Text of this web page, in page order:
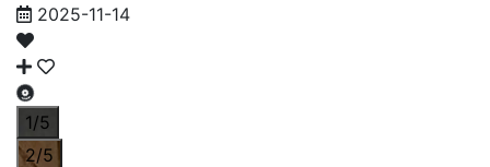
2025-11-14
1/5
2/5